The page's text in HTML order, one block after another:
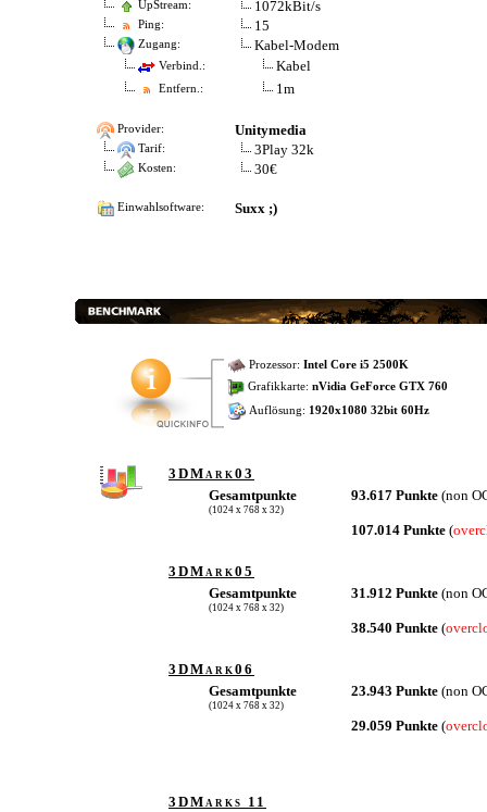
UpStream: 1072kBit/s
Ping: 15
Zugang: Kabel-Modem
Verbind.: Kabel
Entfern.: 1m
Provider: Unitymedia
Tarif: 3Play 32k
Kosten: 30€
Einwahlsoftware: Suxx ;)
Prozessor: Intel Core i5 2500K
Grafikkarte: nVidia GeForce GTX 760
Auflösung: 1920x1080 32bit 60Hz
3DMark03
Gesamtpunkte
(1024 x 768 x 32)
93.617 Punkte (non
107.014 Punkte (
3DMark05
Gesamtpunkte
(1024 x 768 x 32)
31.912 Punkte (non
38.540 Punkte (
3DMark06
Gesamtpunkte
(1024 x 768 x 32)
23.943 Punkte (non
29.059 Punkte (
3DMarks 11